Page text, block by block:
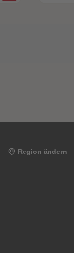
Region ändern
Footer